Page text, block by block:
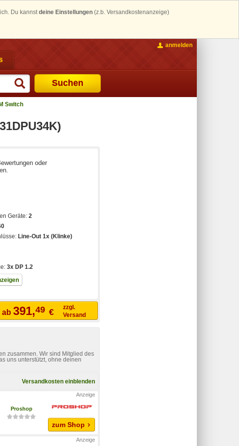
Du kannstdeine Einstellungen (z.b. Versandkostenanzeige)
Suchen
anmelden
Switch
oder
Geräte:2
Line-Out 1x (Klinke)
3x DP 1.2
ab 391,49 €
zzgl.
Versand
zusammen. Wir sind Mitglied des
uns unterstützt, ohne deinen
Versandkosten einblenden
Proshop
zum Shop